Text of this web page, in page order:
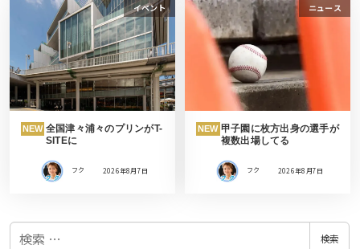
イベント
NEW 全国津々浦々のプリンがT-
SITEに
フク 2026年8月7日
ニュース
NEW 甲子園に枚方出身の選手が
複数出場してる
フク 2026年8月7日
検
検索